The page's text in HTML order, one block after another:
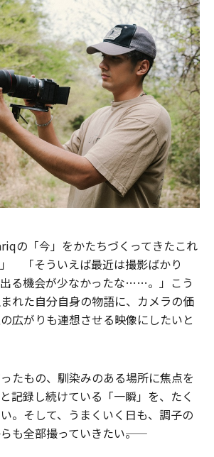
の「今」をかたちづくってきたこれ
「そういえば最近は撮影ばかり
る機会が少なかったな……。」こう
れた自分自身の物語に、カメラの価
広がりも連想させる映像にしたいと
たもの、馴染みのある場所に焦点を
記録し続けている「一瞬」を、たく
。そして、うまくいく日も、調子の
も全部撮っていきたい――。